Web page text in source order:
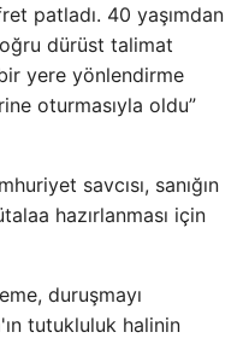
patladı. 40 yaşımdan
dürüst talimat
yere yönlendirme
oturmasıyla oldu”
savcısı, sanığın
hazırlanması için
duruşmayı
tutukluluk halinin